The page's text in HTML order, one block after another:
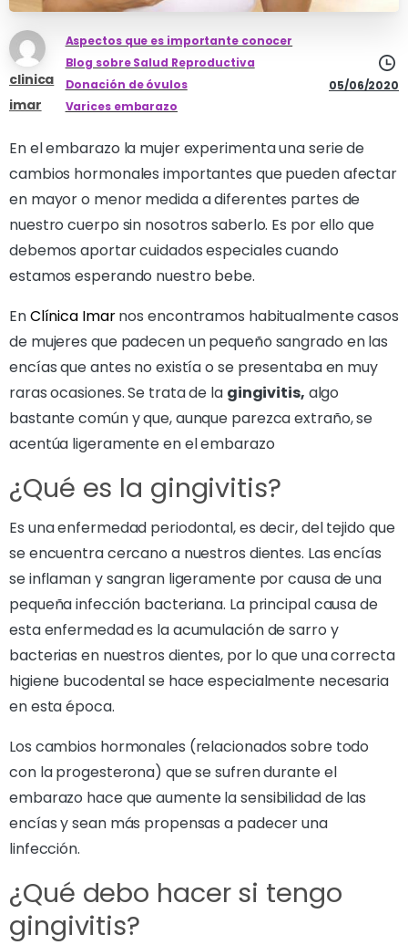
clinica
imar
Aspectos que es importante conocer
Blog sobre Salud Reproductiva
Donación de óvulos
Varices embarazo
05/06/2020
En el embarazo la mujer experimenta una serie de
cambios hormonales importantes que pueden afectar
en mayor o menor medida a diferentes partes de
nuestro cuerpo sin nosotros saberlo. Es por ello que
debemos aportar cuidados especiales cuando
estamos esperando nuestro bebe.
EnClínica Imarnos encontramos habitualmente casos
de mujeres que padecen un pequeño sangrado en las
encías que antes no existía o se presentaba en muy
raras ocasiones. Se trata de la gingivitis, algo
bastante común y que, aunque parezca extraño, se
acentúa ligeramente en el embarazo
¿Qué es la gingivitis?
Es una enfermedad periodontal, es decir, del tejido que
se encuentra cercano a nuestros dientes. Las encías
se inflaman y sangran ligeramente por causa de una
pequeña infección bacteriana. La principal causa de
esta enfermedad es la acumulación de sarro y
bacterias en nuestros dientes, por lo que una correcta
higiene bucodental se hace especialmente necesaria
en esta época.
Los cambios hormonales (relacionados sobre todo
con la progesterona) que se sufren durante el
embarazo hace que aumente la sensibilidad de las
encías y sean más propensas a padecer una
linfección.
¿Qué debo hacer si tengo
gingivitis?